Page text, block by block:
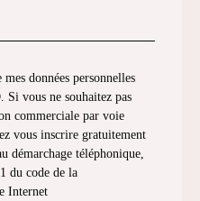
données personnelles
Si vous ne souhaitez pas
commerciale par voie
vous inscrire gratuitement
démarchage téléphonique,
du code de la
Internet